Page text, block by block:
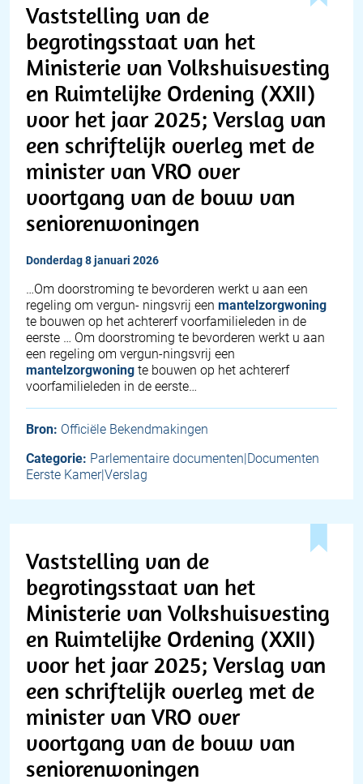
Vaststelling van de
begrotingsstaat van het
Ministerie van Volkshuisvesting
en Ruimtelijke Ordening (XXII)
voor het jaar 2025; Verslag van
een schriftelijk overleg met de
minister van VRO over
voortgang van de bouw van
seniorenwoningen
donderdag 8 januari 2026
…Om doorstroming te bevorderen werkt u aan een
regeling om vergun- ningsvrij een mantelzorgwoning
te bouwen op het achtererf voorfamilieleden in de
eerste … Om doorstroming te bevorderen werkt u aan
een regeling om vergun-ningsvrij een
mantelzorgwoning te bouwen op het achtererf
voorfamilieleden in de eerste…
Bron: Officiële Bekendmakingen
Categorie: Parlementaire documenten|Documenten
Eerste Kamer|Verslag
Vaststelling van de
begrotingsstaat van het
Ministerie van Volkshuisvesting
en Ruimtelijke Ordening (XXII)
voor het jaar 2025; Verslag van
een schriftelijk overleg met de
minister van VRO over
voortgang van de bouw van
seniorenwoningen